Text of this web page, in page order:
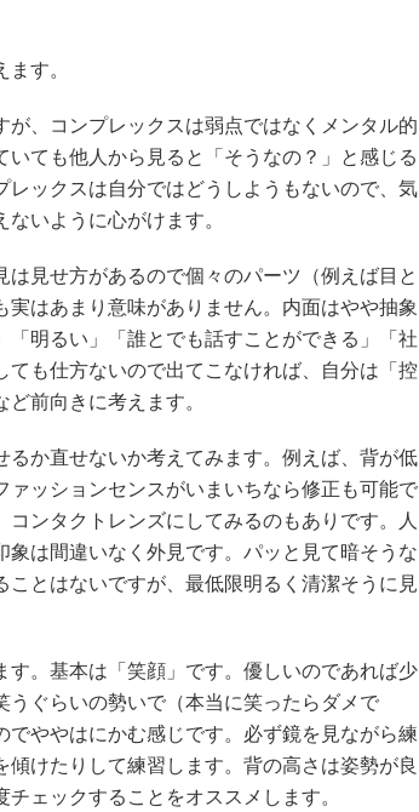
す。
、コンプレックスは弱点ではなくメンタル的
ても他人から見ると「そうなの？」と感じる
レックスは自分ではどうしようもないので、気
いように心がけます。
見せ方があるので個々のパーツ（例えば目と
はあまり意味がありません。内面はやや抽象
明るい」「誰とでも話すことができる」「社
も仕方ないので出てこなければ、自分は「控
前向きに考えます。
か直せないか考えてみます。例えば、背が低
ッションセンスがいまいちなら修正も可能で
ンタクトレンズにしてみるのもありです。人
は間違いなく外見です。パッと見て暗そうな
とはないですが、最低限明るく清潔そうに見
。基本は「笑顔」です。優しいのであれば少
うぐらいの勢いで（本当に笑ったらダメで
ややはにかむ感じです。必ず鏡を見ながら練
けたりして練習します。背の高さは姿勢が良
ェックすることをオススメします。